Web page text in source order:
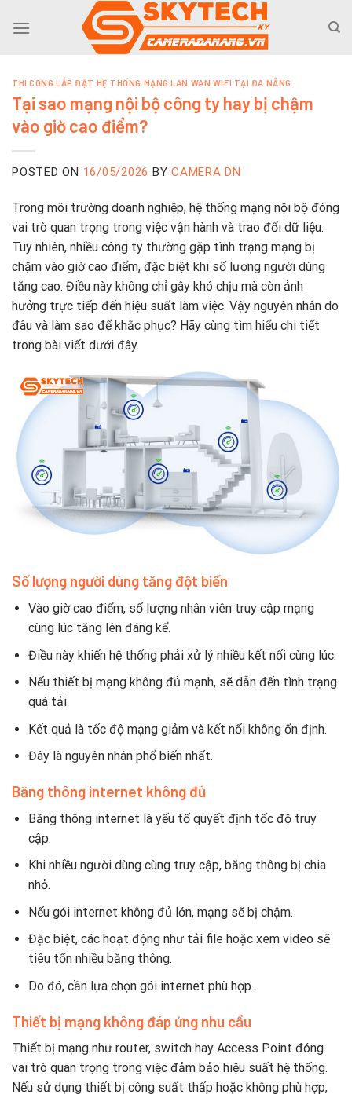
THI CÔNG LẮP ĐẶT HỆ THỐNG MẠNG LAN WAN WIFI TẠI ĐÀ NẴNG
Tại sao mạng nội bộ công ty hay bị chậm
vào giờ cao điểm?
POSTED ON 16/05/2026 BY CAMERA DN
Trong môi trường doanh nghiệp, hệ thống mạng nội bộ đóng
vai trò quan trọng trong việc vận hành và trao đổi dữ liệu.
Tuy nhiên, nhiều công ty thường gặp tình trạng mạng bị
chậm vào giờ cao điểm, đặc biệt khi số lượng người dùng
tăng cao. Điều này không chỉ gây khó chịu mà còn ảnh
hưởng trực tiếp đến hiệu suất làm việc. Vậy nguyên nhân do
đâu và làm sao để khắc phục? Hãy cùng tìm hiểu chi tiết
trong bài viết dưới đây.
Số lượng người dùng tăng đột biến
Vào giờ cao điểm, số lượng nhân viên truy cập mạng
cùng lúc tăng lên đáng kể.
Điều này khiến hệ thống phải xử lý nhiều kết nối cùng lúc.
Nếu thiết bị mạng không đủ mạnh, sẽ dẫn đến tình trạng
quá tải.
Kết quả là tốc độ mạng giảm và kết nối không ổn định.
Đây là nguyên nhân phổ biến nhất.
Băng thông internet không đủ
Băng thông internet là yếu tố quyết định tốc độ truy
cập.
Khi nhiều người dùng cùng truy cập, băng thông bị chia
nhỏ.
Nếu gói internet không đủ lớn, mạng sẽ bị chậm.
Đặc biệt, các hoạt động như tải file hoặc xem video sẽ
tiêu tốn nhiều băng thông.
Do đó, cần lựa chọn gói internet phù hợp.
Thiết bị mạng không đáp ứng nhu cầu
Thiết bị mạng như router, switch hay Access Point đóng
vai trò quan trọng trong việc đảm bảo hiệu suất hệ thống.
Nếu sử dụng thiết bị công suất thấp hoặc không phù hợp,